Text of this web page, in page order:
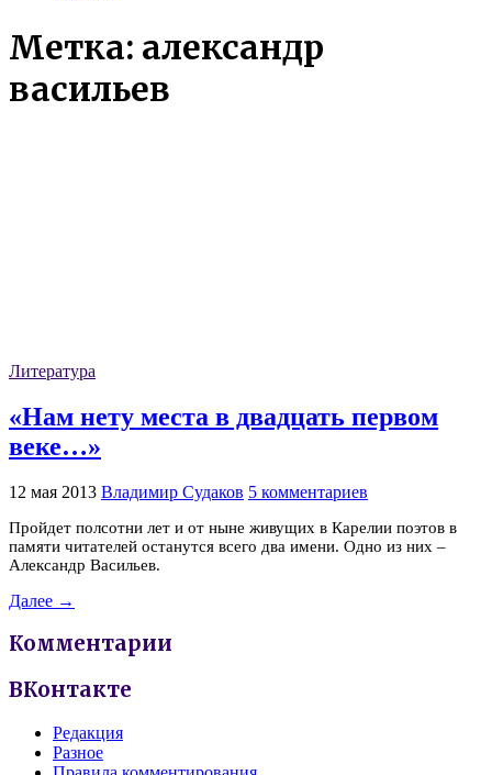
Метка: александр
васильев
Литература
«Нам нету места в двадцать первом
веке…»
12 мая 2013 Владимир Судаков 5 комментариев
Пройдет полсотни лет и от ныне живущих в Карелии поэтов в
памяти читателей останутся всего два имени. Одно из них –
Александр Васильев.
Далее →
Комментарии
ВКонтакте
Редакция
Разное